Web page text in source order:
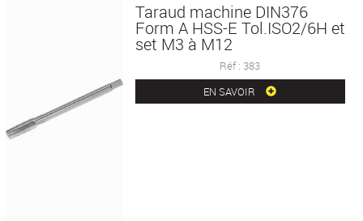
Taraud machine DIN376
Form A HSS-E Tol.ISO2/6H et
set M3 à M12
Réf : 383
EN SAVOIR